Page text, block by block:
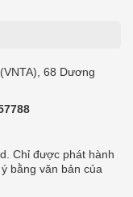
68 Dương
Chỉ được phát hành
bằng văn bản của